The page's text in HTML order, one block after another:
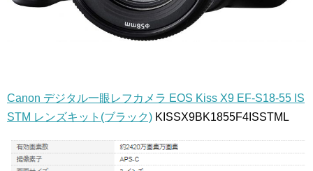
Canon デジタル一眼レフカメラ EOS Kiss X9 EF-S18-55 IS
STM レンズキット(ブラック) KISSX9BK1855F4ISSTML